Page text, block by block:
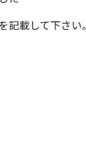
載して下さい。